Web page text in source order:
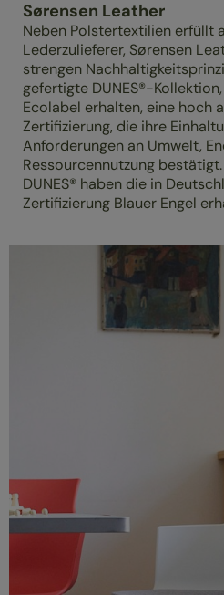
Sørensen Leather
Neben Polstertextilien erfüllt
Lederzulieferer, Sørensen
strengen
gefertigte DUNES®-
Ecolabel erhalten, eine hoch
Zertifizierung, die ihre
Anforderungen an Umwelt,
Ressourcennutzung
DUNES® haben die in
Zertifizierung Blauer Engel